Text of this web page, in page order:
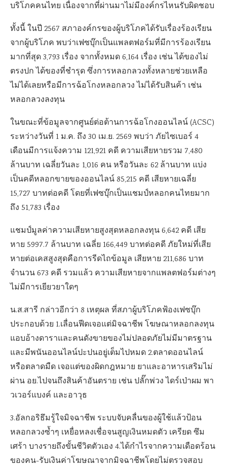
บริโภคคนไทย เนื่องจากที่ผ่านมาไม่มีองค์กรไหนรับผิดชอบ
ทั้งนี้ ในปี 2567 สภาองค์กรของผู้บริโภคได้รับเรื่องร้องเรียน
จากผู้บริโภค พบว่าเฟซบุ๊กเป็นแพลตฟอร์มที่มีการร้องเรียน
มากที่สุด 3,793 เรื่อง จากทั้งหมด 6,164 เรื่อง เช่น ได้ของไม่
ตรงปก ได้ของที่ชำรุด ซึ่งการหลอกลวงทั้งหลายช่วยเหลือ
ไม่ได้เลยหรือมีการฉ้อโกงหลอกลวง ไม่ได้รับสินค้า เช่น
หลอกลวงลงทุน
ในขณะที่ข้อมูลจากศูนย์ต่อต้านการฉ้อโกงออนไลน์ (ACSC)
ระหว่างวันที่ 1 ม.ค. ถึง 30 เม.ย. 2569 พบว่า ภัยไซเบอร์ 4
เดือนมีการแจ้งความ 121,921 คดี ความเสียหายรวม 7,480
ล้านบาท เฉลี่ยวันละ 1,016 คน หรือวันละ 62 ล้านบาท แบ่ง
เป็นคดีหลอกขายของออนไลน์ 85,215 คดี เสียหายเฉลี่ย
15,727 บาทต่อคดี โดยที่เฟซบุ๊กเป็นแชมป์หลอกคนไทยมาก
ถึง 51,783 เรื่อง
แชมป์มูลค่าความเสียหายสูงสุดหลอกลงทุน 6,642 คดี เสีย
หาย 5997.7 ล้านบาท เฉลี่ย 166,449 บาทต่อคดี ภัยใหม่ที่เสีย
หายต่อเคสสูงสุดคือการรีดไถข้อมูล เสียหาย 211,686 บาท
จำนวน 673 คดี รวมแล้ว ความเสียหายจากแพลตฟอร์มต่างๆ
ไม่มีการเยียวยาใดๆ
น.ส.สารี กล่าวอีกว่า 8 เหตุผล ที่สภาผู้บริโภคฟ้องเฟซบุ๊ก
ประกอบด้วย 1.เลื่อนฟีดเจอแต่มิจฉาชีพ โฆษณาหลอกลงทุน
แอบอ้างดาราและคนดังขายของไม่ปลอดภัยไม่มีมาตรฐาน
และมีพนันออนไลน์ปะปนอยู่เต็มไปหมด 2.ตลาดออนไลน์
หรือตลาดมืด เจอแต่ของผิดกฎหมาย ยาและอาหารเสริมไม่
ผ่าน อย.ไปจนถึงสินค้าอันตราย เช่น ปลั๊กพ่วง ไดร์เป่าผม พา
วเวอร์แบงค์ และอาวุธ
3.อัลกอริธึมรู้ใจมิจฉาชีพ ระบบจับคลื่นของผู้ใช้แล้วป้อน
หลอกลวงซ้ำๆ เหยื่อหลงเชื่อจนสูญเงินหมดตัว เครียด ซึม
เศร้า บางรายถึงขั้นชีวิตตัวเอง 4.ได้กำไรจากความเดือดร้อน
ของคน-รับเงินค่าโฆษณาจากมิจฉาชีพโดยไม่ตรวจสอบ